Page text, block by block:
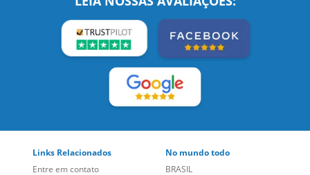
LEIA NOSSAS AVALIAÇÕES: